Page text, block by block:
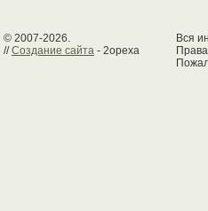
© 2007-2026.
//Создание сайта - 2opexa
Вся